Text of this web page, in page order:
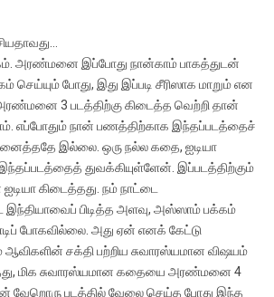
அரண்மனை இப்போது நான்காம் பாகத்துடன்
செய்யும் போது, இது இப்படி சீரிஸாக மாறும் என
3 படத்திற்கு கிடைத்த வெற்றி தான்
எப்போதும் நான் பணத்திற்காக இந்தப்படத்தைச்
இல்லை. ஒரு நல்ல கதை, ஐடியா
துவக்கியுள்ளேன். இப்படத்திற்கும்
கிடைத்தது. நம் நாட்டை
பிடித்த அளவு, அஸ்ஸாம் பக்கம்
போகவில்லை. அது ஏன் எனக் கேட்டு
ஆவிகளின் சக்தி பற்றிய சுவாரஸ்யமான விஷயம்
மிக சுவாரஸ்யமான கதையை அரண்மனை 4
வேறொரு படத்தில் வேலை செய்த போது இந்த